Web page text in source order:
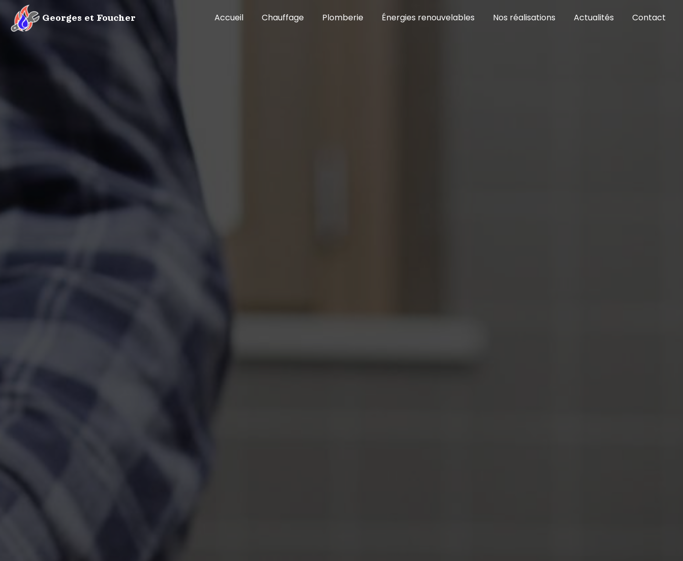
Georges et Foucher Accueil Chauffage Plomberie Énergies renouvelables Nos réalisations Actualités Contact
Panneau de gestion des cookies